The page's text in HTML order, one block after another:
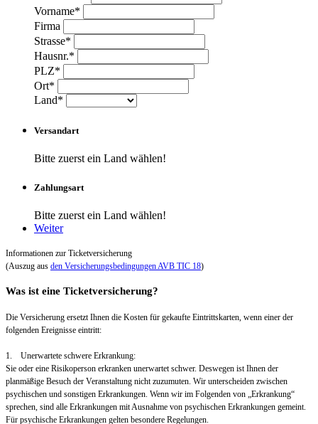
Vorname*
Firma
Strasse*
Hausnr.*
PLZ*
Ort*
Land*
Versandart
Bitte zuerst ein Land wählen!
Zahlungsart
Bitte zuerst ein Land wählen!
Weiter
Informationen zur Ticketversicherung
(Auszug aus den Versicherungsbedingungen AVB TIC 18)
Was ist eine Ticketversicherung?
Die Versicherung ersetzt Ihnen die Kosten für gekaufte Eintrittskarten, wenn einer der
folgenden Ereignisse eintritt:
1. Unerwartete schwere Erkrankung:
Sie oder eine Risikoperson erkranken unerwartet schwer. Deswegen ist Ihnen der
planmäßige Besuch der Veranstaltung nicht zuzumuten. Wir unterscheiden zwischen
psychischen und sonstigen Erkrankungen. Wenn wir im Folgenden von „Erkrankung“
sprechen, sind alle Erkrankungen mit Ausnahme von psychischen Erkrankungen gemeint.
Für psychische Erkrankungen gelten besondere Regelungen.